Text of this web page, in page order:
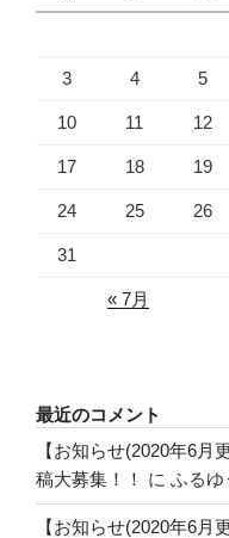
3 4 5
10 11 12
17 18 19
24 25 26
31
« 7月
最近のコメント
【お知らせ(2020年6
稿大募集！！
に ふるゆ
【お知らせ(2020年6